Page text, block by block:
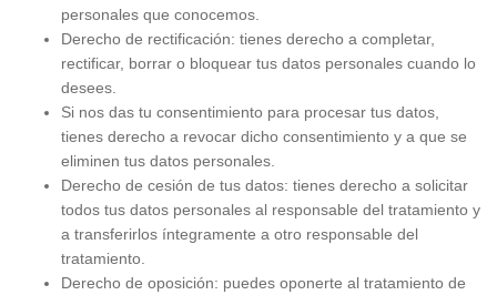
personales que conocemos.
Derecho de rectificación: tienes derecho a completar,
rectificar, borrar o bloquear tus datos personales cuando lo
desees.
Si nos das tu consentimiento para procesar tus datos,
tienes derecho a revocar dicho consentimiento y a que se
eliminen tus datos personales.
Derecho de cesión de tus datos: tienes derecho a solicitar
todos tus datos personales al responsable del tratamiento y
a transferirlos íntegramente a otro responsable del
tratamiento.
Derecho de oposición: puedes oponerte al tratamiento de